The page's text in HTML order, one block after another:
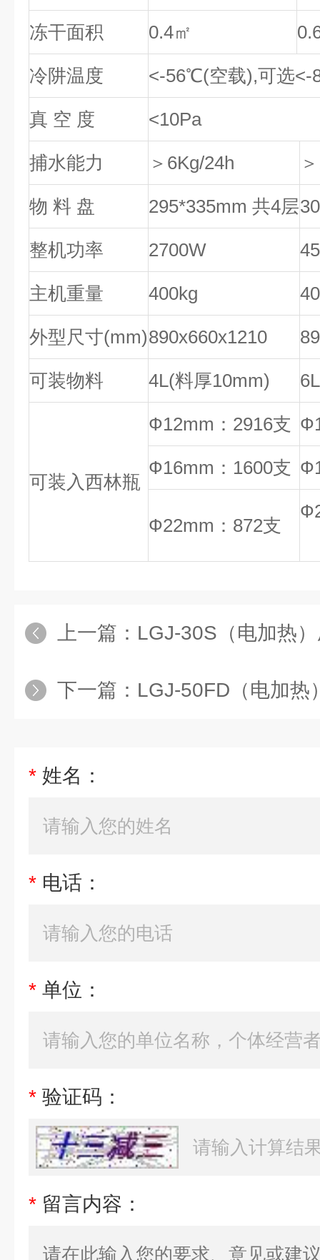
冻干面积 0.4㎡
冷阱温度 <-56℃(空载),可选
真 空 度 <10Pa
捕水能力 ＞6Kg/24h
物 料 盘 295*335mm 共4层
整机功率 2700W
主机重量 400kg
外型尺寸(mm)890x660x1210
可装物料 4L(料厚10mm)
可装入西林瓶
Ф12mm：2916支
Ф16mm：1600支
Ф22mm：872支
上一篇： LGJ-30S（电加热）压
下一篇： LGJ-50FD（电加热）普通
* 姓名：
* 电话：
* 单位：
* 验证码：
* 留言内容：